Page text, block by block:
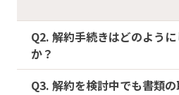
Q2. 解約手続きはどのよう
か？
Q3. 解約を検討中でも書類